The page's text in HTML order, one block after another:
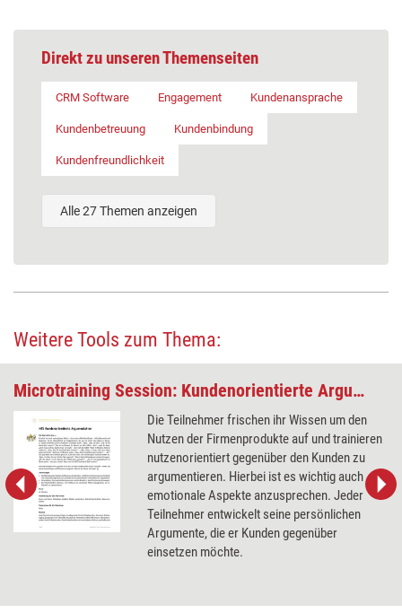
Direkt zu unseren Themenseiten
CRM Software Engagement Kundenansprache
Kundenbetreuung Kundenbindung
Kundenfreundlichkeit
Alle 27 Themen anzeigen
Weitere Tools zum Thema:
Microtraining Session: Kundenorientierte Argumentation
Die Teilnehmer frischen ihr Wissen um den
Nutzen der Firmenprodukte auf und trainieren
nutzenorientiert gegenüber den Kunden zu
argumentieren. Hierbei ist es wichtig auch
emotionale Aspekte anzusprechen. Jeder
Teilnehmer entwickelt seine persönlichen
Argumente, die er Kunden gegenüber
einsetzen möchte.